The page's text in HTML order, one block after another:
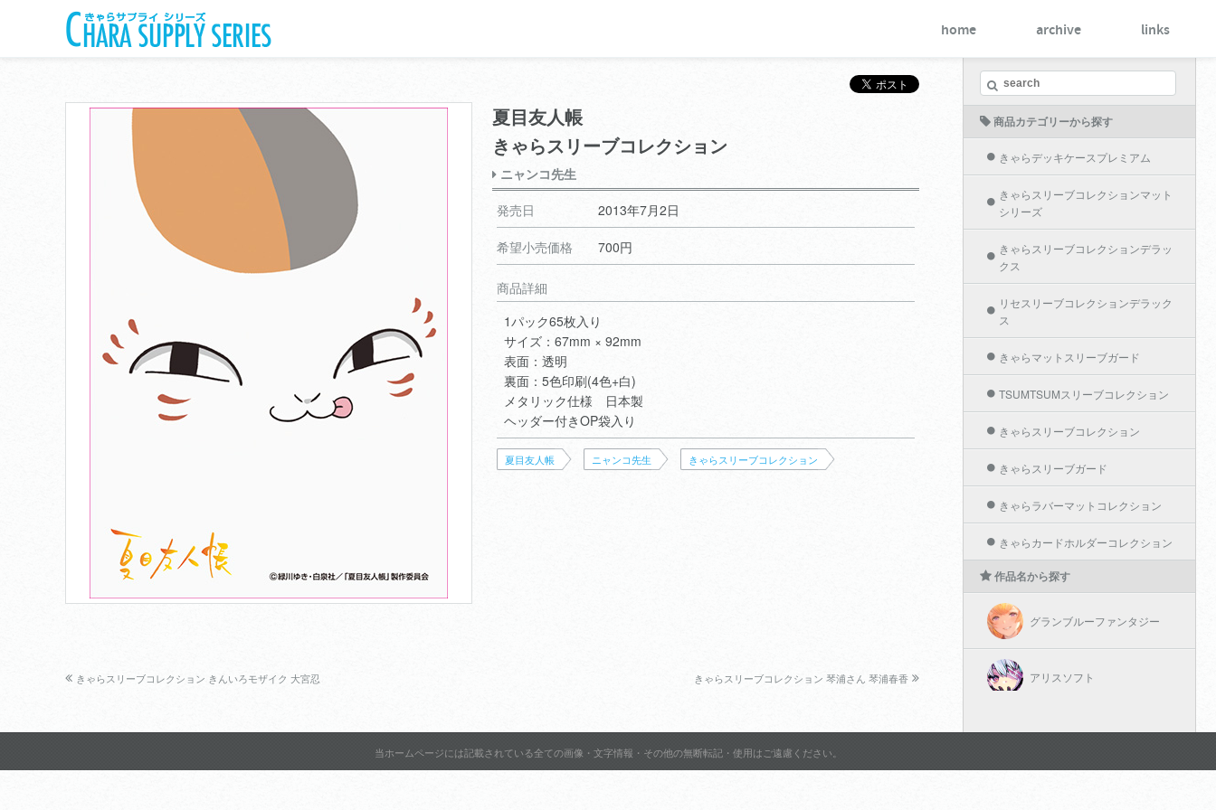
home archive links
夏目友人帳
きゃらスリーブコレクション
ニャンコ先生
発売日
2013年7月2日
希望小売価格 700円
商品詳細
1パック65枚入り
サイズ：67mm × 92mm
表面：透明
裏面：5色印刷(4色+白)
メタリック仕様 日本製
ヘッダー付きOP袋入り
夏目友人帳 ニャンコ先生 きゃらスリーブコレクション
きゃらスリーブコレクション きんいろモザイク 大宮忍 きゃらスリーブコレクション 琴浦さん 琴浦春香
商品カテゴリーから探す
きゃらデッキケースプレミアム
きゃらスリーブコレクションマット
シリーズ
きゃらスリーブコレクションデラッ
クス
リセスリーブコレクションデラック
ス
きゃらマットスリーブガード
TSUMTSUMスリーブコレクション
きゃらスリーブコレクション
きゃらスリーブガード
きゃらラバーマットコレクション
きゃらカードホルダーコレクション
作品名から探す
グランブルーファンタジー
アリスソフト
当ホームページには記載されている全ての画像・文字情報・その他の無断転記・使用はご遠慮ください。